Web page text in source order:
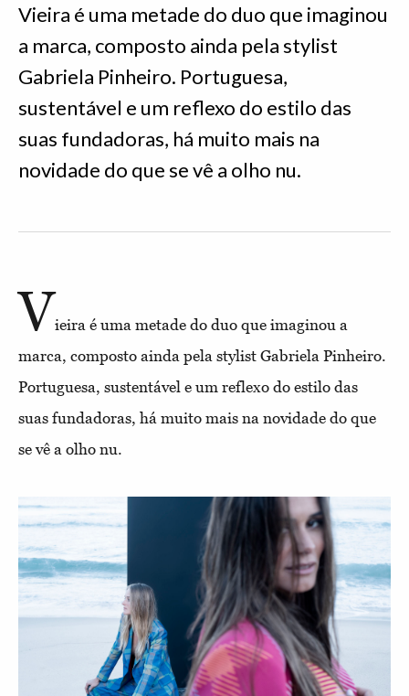
Vieira é uma metade do duo que imaginou
a marca, composto ainda pela stylist
Gabriela Pinheiro. Portuguesa,
sustentável e um reflexo do estilo das
suas fundadoras, há muito mais na
novidade do que se vê a olho nu.
Vieira é uma metade do duo que imaginou a
marca, composto ainda pela stylist Gabriela Pinheiro.
Portuguesa, sustentável e um reflexo do estilo das
suas fundadoras, há muito mais na novidade do que
se vê a olho nu.